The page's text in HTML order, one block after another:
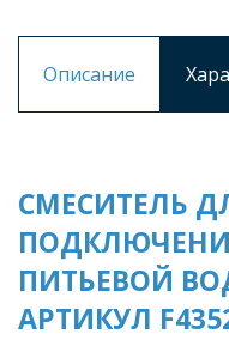
Описание
СМЕСИТЕЛЬ
ПИТЬЕВОЙ
АРТИКУЛ